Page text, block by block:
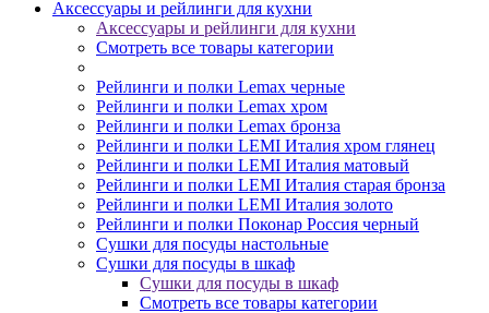
Аксессуары и рейлинги для кухни
Аксессуары и рейлинги для кухни
Смотреть все товары категории
Рейлинги и полки Lemax черные
Рейлинги и полки Lemax хром
Рейлинги и полки Lemax бронза
Рейлинги и полки LEMI Италия хром глянец
Рейлинги и полки LEMI Италия матовый
Рейлинги и полки LEMI Италия старая бронза
Рейлинги и полки LEMI Италия золото
Рейлинги и полки Поконар Россия черный
Сушки для посуды настольные
Сушки для посуды в шкаф
Сушки для посуды в шкаф
Смотреть все товары категории